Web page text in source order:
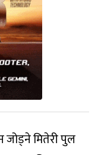
जोड्ने मितेरी पुल